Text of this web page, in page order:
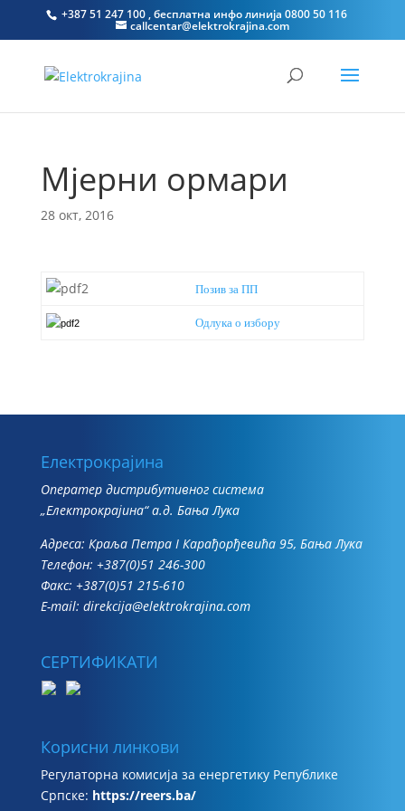
+387 51 247 100 , бесплатна инфо линија 0800 50 116
callcentar@elektrokrajina.com
Мјерни ормари
28 окт, 2016
Позив за ПП
Одлука о избору
Електрокрајина
Oператер дистрибутивног система
„Електрокрајина“ а.д. Бања Лука
Адреса: Краља Петра I Карађорђевића 95, Бања Лука
Телефон: +387(0)51 246-300
Факс: +387(0)51 215-610
E-mail: direkcija@elektrokrajina.com
СЕРТИФИКАТИ
Корисни линкови
Регулаторна комисија за енергетику Републике
Српске: https://reers.ba/